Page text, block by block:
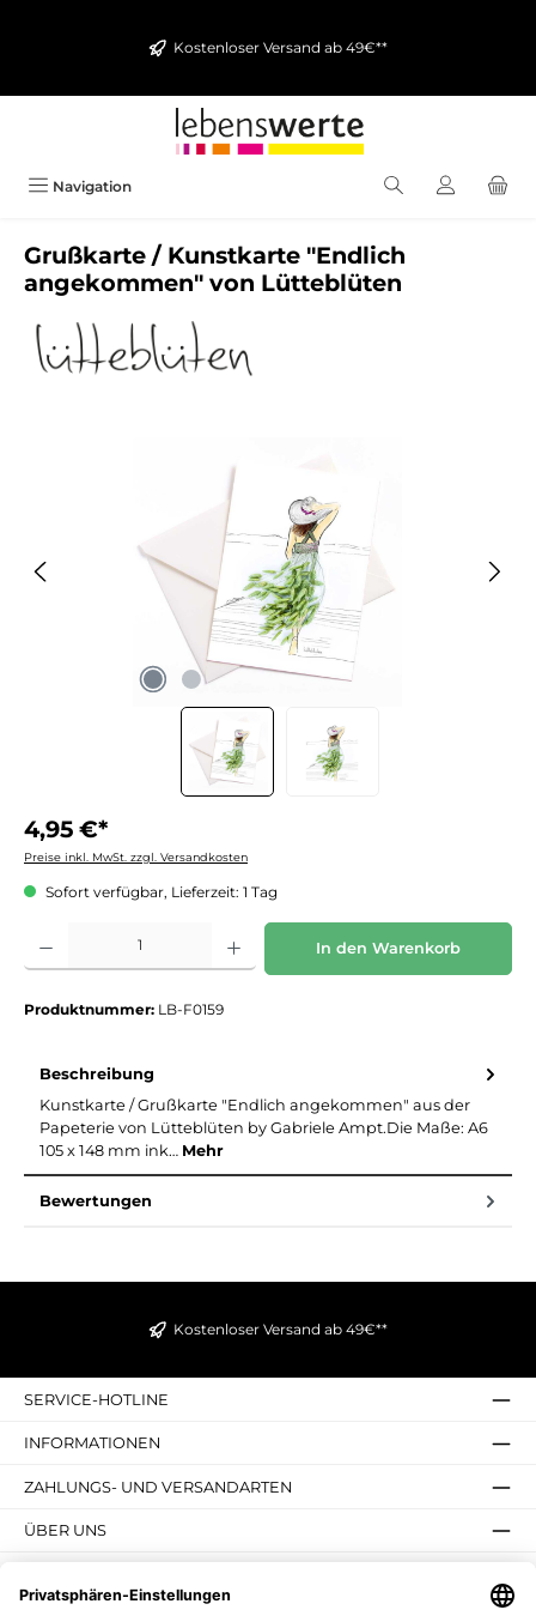
Kostenloser Versand ab 49€**
Navigation
Grußkarte / Kunstkarte "Endlich
angekommen" von Lütteblüten
4,95 €*
Preise inkl. MwSt. zzgl. Versandkosten
Sofort verfügbar, Lieferzeit: 1 Tag
Produkt Anzahl: Gib den gewünschten Wert ein oder benutze die Schaltflächen um
In den Warenkorb
Produktnummer: LB-F0159
Beschreibung
Kunstkarte / Grußkarte "Endlich angekommen" aus der
Papeterie von Lütteblüten by Gabriele Ampt.Die Maße: A6
105 x 148 mm ink… Mehr
Bewertungen
Kostenloser Versand ab 49€**
SERVICE-HOTLINE
INFORMATIONEN
ZAHLUNGS- UND VERSANDARTEN
ÜBER UNS